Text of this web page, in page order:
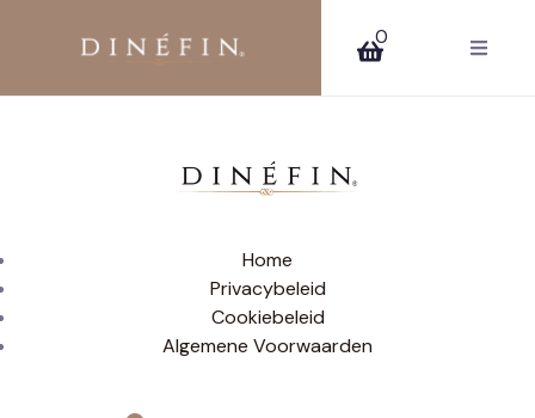
0
Home
Privacybeleid
Cookiebeleid
Algemene Voorwaarden